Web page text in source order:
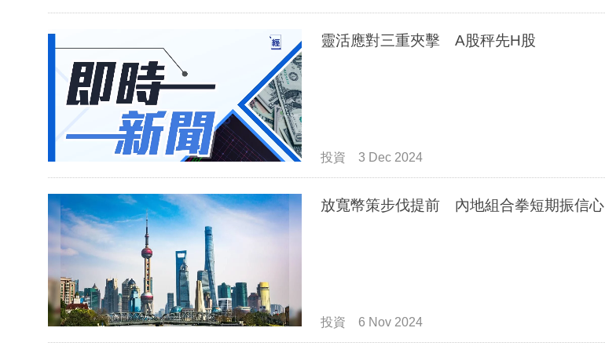
靈活應對三重夾擊 A股秤先H股
投資 3 Dec 2024
放寬幣策步伐提前 內地組合拳短期振信心
投資 6 Nov 2024